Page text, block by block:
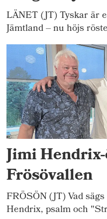
LÄNET (JT) Tyskar är
Jämtland – nu höjs
Jimi
Frösövallen
FRÖSÖN (JT) Vad
Hendrix, psalm och